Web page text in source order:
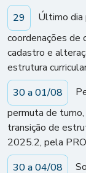
29
Último dia
coordenações de
cadastro e
estrutura
30 a 01/08
permuta de
transição de
2025.2, pela
30 a 04/08